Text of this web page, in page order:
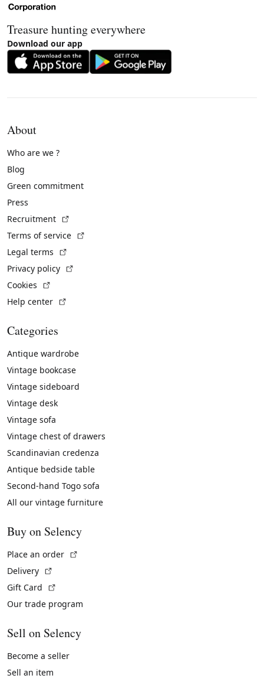
Treasure hunting everywhere
Download our app
About
Who are we ?
Blog
Green commitment
Press
Recruitment
Terms of service
Legal terms
Privacy policy
Cookies
Help center
Categories
Antique wardrobe
Vintage bookcase
Vintage sideboard
Vintage desk
Vintage sofa
Vintage chest of drawers
Scandinavian credenza
Antique bedside table
Second-hand Togo sofa
All our vintage furniture
Buy on Selency
Place an order
Delivery
Gift Card
Our trade program
Sell on Selency
Become a seller
Sell an item